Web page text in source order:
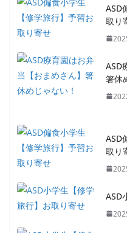
ASD
取り
ASD
箸休
ASD
取り
ASD